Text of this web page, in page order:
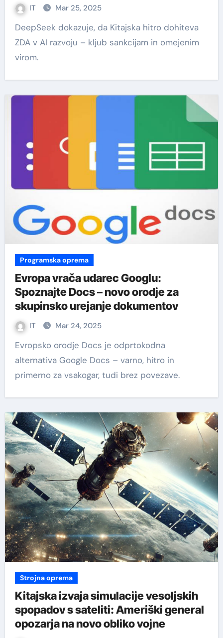
IT Mar 25, 2025
DeepSeek dokazuje, da Kitajska hitro dohiteva
ZDA v AI razvoju – kljub sankcijam in omejenim
virom.
Programska oprema
Evropa vrača udarec Googlu:
Spoznajte Docs – novo orodje za
skupinsko urejanje dokumentov
IT Mar 24, 2025
Evropsko orodje Docs je odprtokodna
alternativa Google Docs – varno, hitro in
primerno za vsakogar, tudi brez povezave.
Strojna oprema
Kitajska izvaja simulacije vesoljskih
spopadov s sateliti: Ameriški general
opozarja na novo obliko vojne